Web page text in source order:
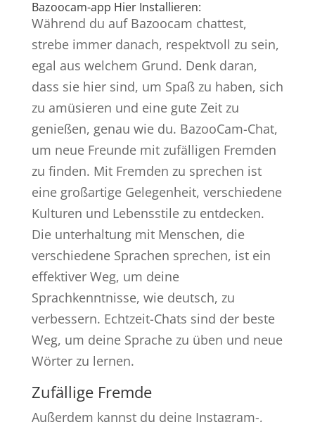
Bazoocam-app Hier Installieren:
Während du auf Bazoocam chattest,
strebe immer danach, respektvoll zu sein,
egal aus welchem Grund. Denk daran,
dass sie hier sind, um Spaß zu haben, sich
zu amüsieren und eine gute Zeit zu
genießen, genau wie du. BazooCam-Chat,
um neue Freunde mit zufälligen Fremden
zu finden. Mit Fremden zu sprechen ist
eine großartige Gelegenheit, verschiedene
Kulturen und Lebensstile zu entdecken.
Die unterhaltung mit Menschen, die
verschiedene Sprachen sprechen, ist ein
effektiver Weg, um deine
Sprachkenntnisse, wie deutsch, zu
verbessern. Echtzeit-Chats sind der beste
Weg, um deine Sprache zu üben und neue
Wörter zu lernen.
Zufällige Fremde
Außerdem kannst du deine Instagram-,